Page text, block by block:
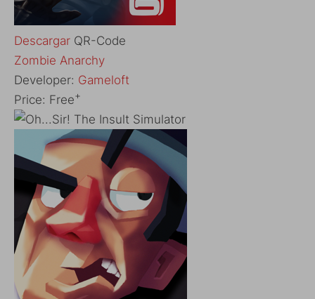
Descargar QR-Code
‎Zombie Anarchy
Developer: Gameloft
Price: Free+